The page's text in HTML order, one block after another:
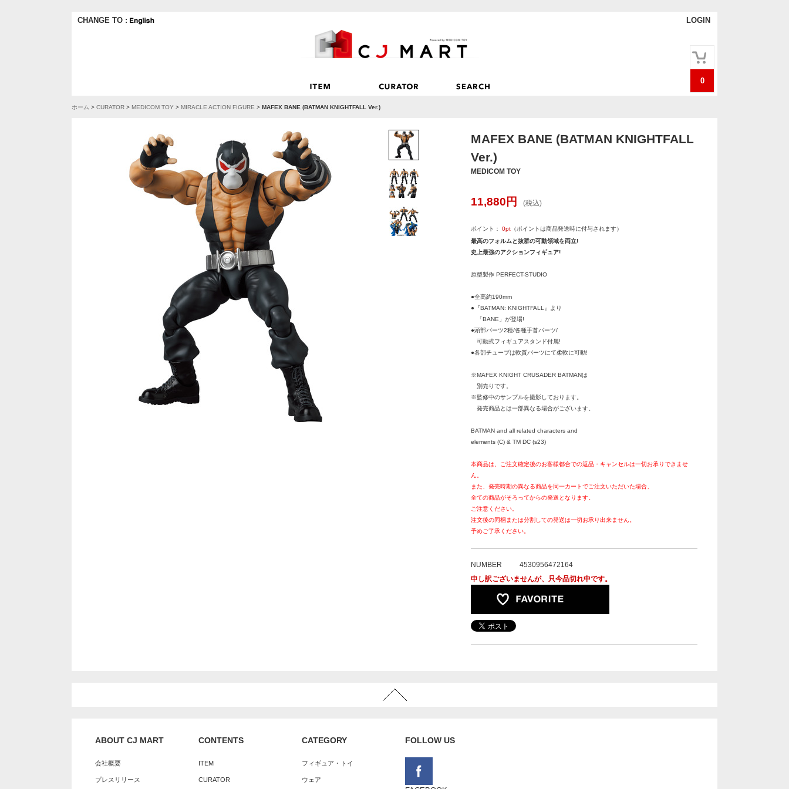
CHANGE TO : LOGIN
0
ホーム > CURATOR > MEDICOM TOY > MIRACLE ACTION FIGURE > MAFEX BANE (BATMAN KNIGHTFALL Ver.)
MAFEX BANE (BATMAN KNIGHTFALL
Ver.)
MEDICOM TOY
11,880 円 (税込)
ポイント： 0pt （ポイントは商品発送時に付与されます）
最高のフォルムと抜群の可動領域を両立!
史上最強のアクションフィギュア!
原型製作 PERFECT-STUDIO
●全高約190mm
●『BATMAN: KNIGHTFALL』より
「BANE」が登場!
●頭部パーツ2種/各種手首パーツ/
可動式フィギュアスタンド付属!
●各部チューブは軟質パーツにて柔軟に可動!
※MAFEX KNIGHT CRUSADER BATMANは
別売りです。
※監修中のサンプルを撮影しております。
発売商品とは一部異なる場合がございます。
BATMAN and all related characters and
elements (C) & TM DC (s23)
本商品は、ご注文確定後のお客様都合での返品・キャンセルは一切お承りできませ
ん。
また、発売時期の異なる商品を同一カートでご注文いただいた場合、
全ての商品がそろってからの発送となります。
ご注意ください。
注文後の同梱または分割しての発送は一切お承り出来ません。
予めご了承ください。
NUMBER
4530956472164
申し訳ございませんが、只今品切れ中です。
ABOUT CJ MART
会社概要
プレスリリース
CONTENTS
ITEM
CURATOR
CATEGORY
フィギュア・トイ
ウェア
FOLLOW US